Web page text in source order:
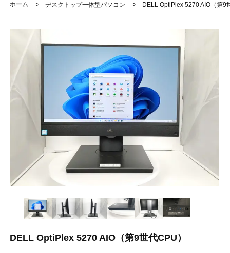
ホーム
> デスクトップ一体型パソコン > DELL OptiPlex 5270 AIO（第9
DELL OptiPlex 5270 AIO（第9世代CPU）